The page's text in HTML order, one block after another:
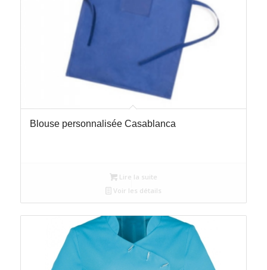
Blouse personnalisée Casablanca
Lire la suite
Voir les détails